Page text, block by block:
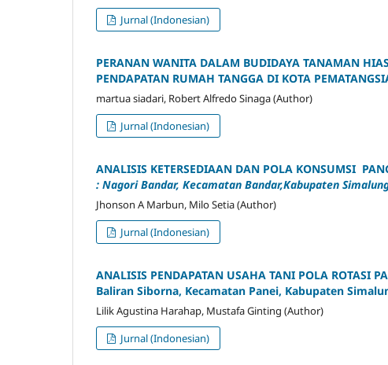
Jurnal (Indonesian)
PERANAN WANITA DALAM BUDIDAYA TANAMAN
PENDAPATAN RUMAH TANGGA DI KOTA
martua siadari, Robert Alfredo Sinaga (Author)
Jurnal (Indonesian)
ANALISIS KETERSEDIAAN DAN POLA KONSUMSI
: Nagori Bandar, Kecamatan Bandar,Kabupaten
Jhonson A Marbun, Milo Setia (Author)
Jurnal (Indonesian)
ANALISIS PENDAPATAN USAHA TANI POLA ROTASI
Baliran Siborna, Kecamatan Panei, Kabupaten
Lilik Agustina Harahap, Mustafa Ginting (Author)
Jurnal (Indonesian)